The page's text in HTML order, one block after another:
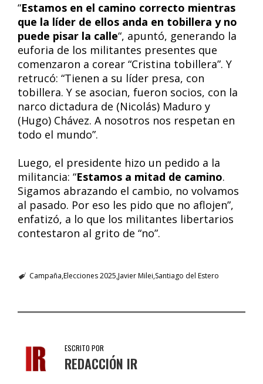
“Estamos en el camino correcto mientras
que la líder de ellos anda en tobillera y no
puede pisar la calle“, apuntó, generando la
euforia de los militantes presentes que
comenzaron a corear “Cristina tobillera”. Y
retrucó: “Tienen a su líder presa, con
tobillera. Y se asocian, fueron socios, con la
narco dictadura de (Nicolás) Maduro y
(Hugo) Chávez. A nosotros nos respetan en
todo el mundo”.
Luego, el presidente hizo un pedido a la
militancia: “Estamos a mitad de camino.
Sigamos abrazando el cambio, no volvamos
al pasado. Por eso les pido que no aflojen”,
enfatizó, a lo que los militantes libertarios
contestaron al grito de “no”.
Campaña Elecciones 2025 Javier Milei Santiago del Estero
ESCRITO POR
REDACCIÓN IR